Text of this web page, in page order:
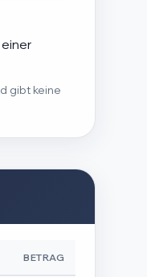
gibt keine
BETRAG